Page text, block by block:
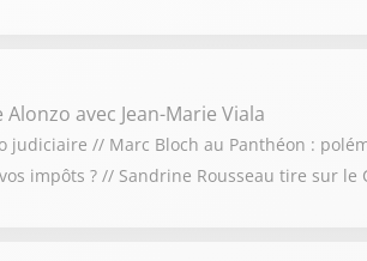
Alonzo avec Jean-Marie Viala
judiciaire // Marc Bloch au Panthéon :
impôts ? // Sandrine Rousseau tire sur